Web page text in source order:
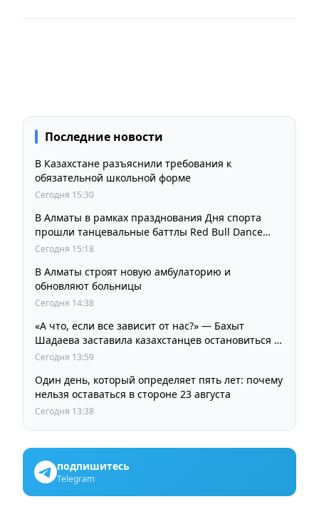
Последние новости
В Казахстане разъяснили требования к
обязательной школьной форме
Сегодня 15:30
В Алматы в рамках празднования Дня спорта
прошли танцевальные баттлы Red Bull Dance
Your Style
Сегодня 15:18
В Алматы строят новую амбулаторию и
обновляют больницы
Сегодня 14:38
«А что, если все зависит от нас?» — Бахыт
Шадаева заставила казахстанцев остановиться и
задуматься
Сегодня 13:59
Один день, который определяет пять лет: почему
нельзя оставаться в стороне 23 августа
Сегодня 13:38
подпишитесь
Telegram